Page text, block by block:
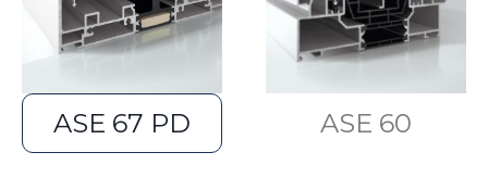
ASE 67 PD ASE 60